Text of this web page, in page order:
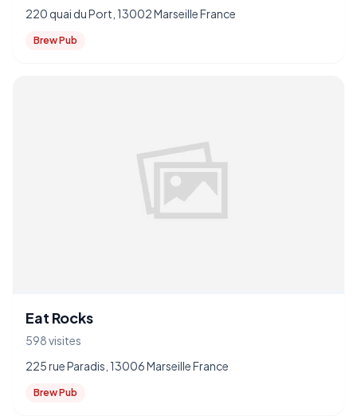
220 quai du Port, 13002 Marseille France
Brew Pub
Eat Rocks
598 visites
225 rue Paradis, 13006 Marseille France
Brew Pub